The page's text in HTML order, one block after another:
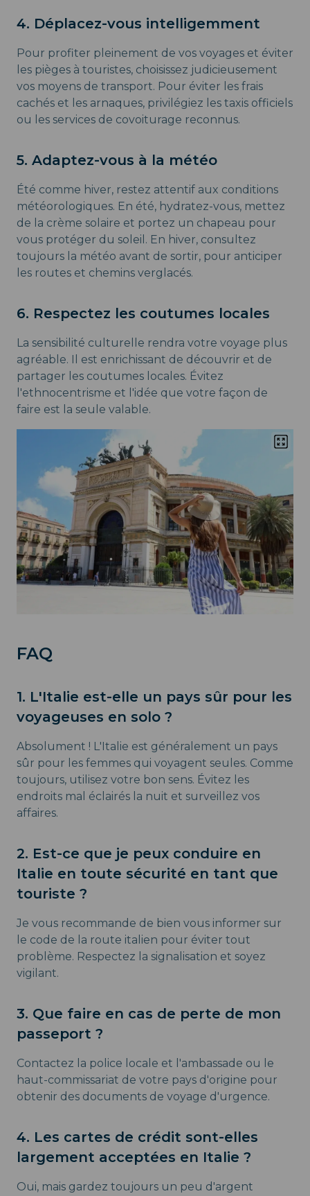
4. Déplacez-vous intelligemment
Pour profiter pleinement de vos voyages et éviter
les pièges à touristes, choisissez judicieusement
vos moyens de transport. Pour éviter les frais
cachés et les arnaques, privilégiez les taxis officiels
ou les services de covoiturage reconnus.
5. Adaptez-vous à la météo
Été comme hiver, restez attentif aux conditions
météorologiques. En été, hydratez-vous, mettez
de la crème solaire et portez un chapeau pour
vous protéger du soleil. En hiver, consultez
toujours la météo avant de sortir, pour anticiper
les routes et chemins verglacés.
6. Respectez les coutumes locales
La sensibilité culturelle rendra votre voyage plus
agréable. Il est enrichissant de découvrir et de
partager les coutumes locales. Évitez
l'ethnocentrisme et l'idée que votre façon de
faire est la seule valable.
FAQ
1. L'Italie est-elle un pays sûr pour les
voyageuses en solo ?
Absolument ! L'Italie est généralement un pays
sûr pour les femmes qui voyagent seules. Comme
toujours, utilisez votre bon sens. Évitez les
endroits mal éclairés la nuit et surveillez vos
affaires.
2. Est-ce que je peux conduire en
Italie en toute sécurité en tant que
touriste ?
Je vous recommande de bien vous informer sur
le code de la route italien pour éviter tout
problème. Respectez la signalisation et soyez
vigilant.
3. Que faire en cas de perte de mon
passeport ?
Contactez la police locale et l'ambassade ou le
haut-commissariat de votre pays d'origine pour
obtenir des documents de voyage d'urgence.
4. Les cartes de crédit sont-elles
largement acceptées en Italie ?
Oui, mais gardez toujours un peu d'argent